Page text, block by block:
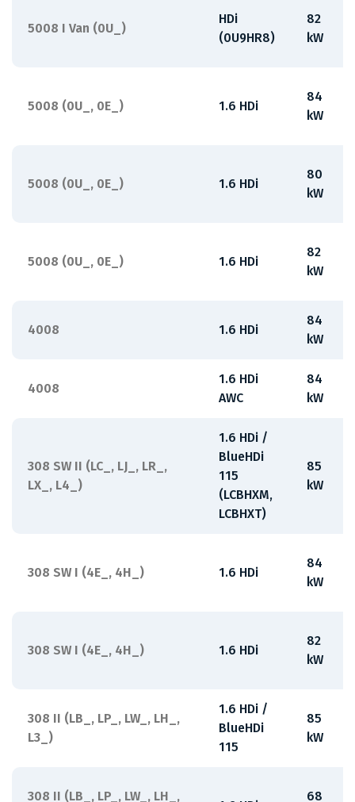
5008 I Van (0U_)
HDi
(0U9HR8)
82
kW
5008 (0U_, 0E_) 1.6 HDi
84
kW
5008 (0U_, 0E_) 1.6 HDi
80
kW
5008 (0U_, 0E_) 1.6 HDi
82
kW
4008 1.6 HDi
84
kW
4008
1.6 HDi
AWC
84
kW
308 SW II (LC_, LJ_, LR_,
LX_, L4_)
1.6 HDi /
BlueHDi
115
(LCBHXM,
LCBHXT)
85
kW
308 SW I (4E_, 4H_) 1.6 HDi
84
kW
308 SW I (4E_, 4H_) 1.6 HDi
82
kW
308 II (LB_, LP_, LW_, LH_,
L3_)
1.6 HDi /
BlueHDi
115
85
kW
308 II (LB_, LP_, LW_, LH_,
68